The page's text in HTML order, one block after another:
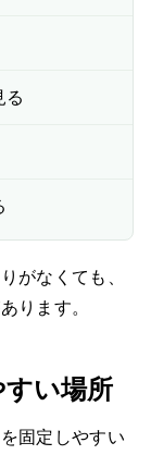
干してもよい
しても大丈夫
にできますか？
？
お困りの方へ
る
がなくても、
ります。
い場所
固定しやすい